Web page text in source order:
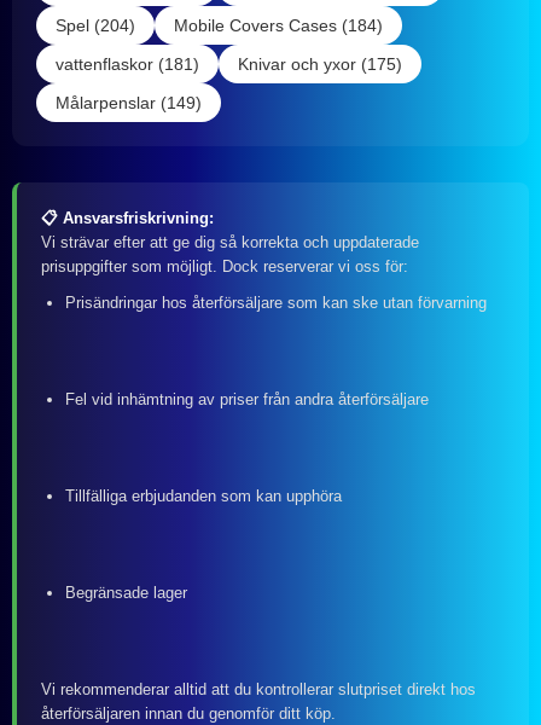
Spel (204)
Mobile Covers Cases (184)
vattenflaskor (181)
Knivar och yxor (175)
Målarpenslar (149)
📋 Ansvarsfriskrivning:
Vi strävar efter att ge dig så korrekta och uppdaterade
prisuppgifter som möjligt. Dock reserverar vi oss för:
Prisändringar hos återförsäljare som kan ske utan förvarning
Fel vid inhämtning av priser från andra återförsäljare
Tillfälliga erbjudanden som kan upphöra
Begränsade lager
Vi rekommenderar alltid att du kontrollerar slutpriset direkt hos
återförsäljaren innan du genomför ditt köp.